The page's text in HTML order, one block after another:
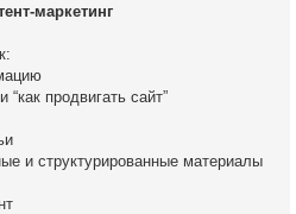
маркетинг
“как продвигать сайт”
и структурированные материалы